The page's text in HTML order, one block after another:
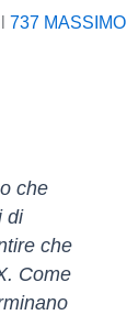
737 MASSIMO
che
di
che
Come